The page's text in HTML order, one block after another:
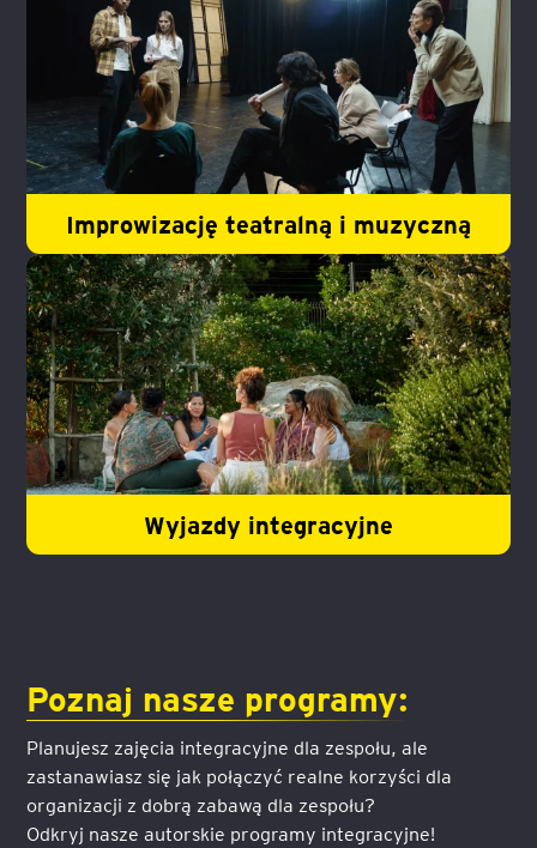
Improwizację teatralną i muzyczną
Wyjazdy integracyjne
Poznaj nasze programy:
Planujesz zajęcia integracyjne dla zespołu, ale
zastanawiasz się jak połączyć realne korzyści dla
organizacji z dobrą zabawą dla zespołu?
Odkryj nasze autorskie programy integracyjne!